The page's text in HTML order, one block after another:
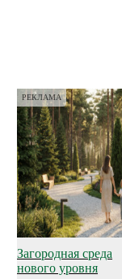
РЕКЛАМА
Загородная среда
нового уровня